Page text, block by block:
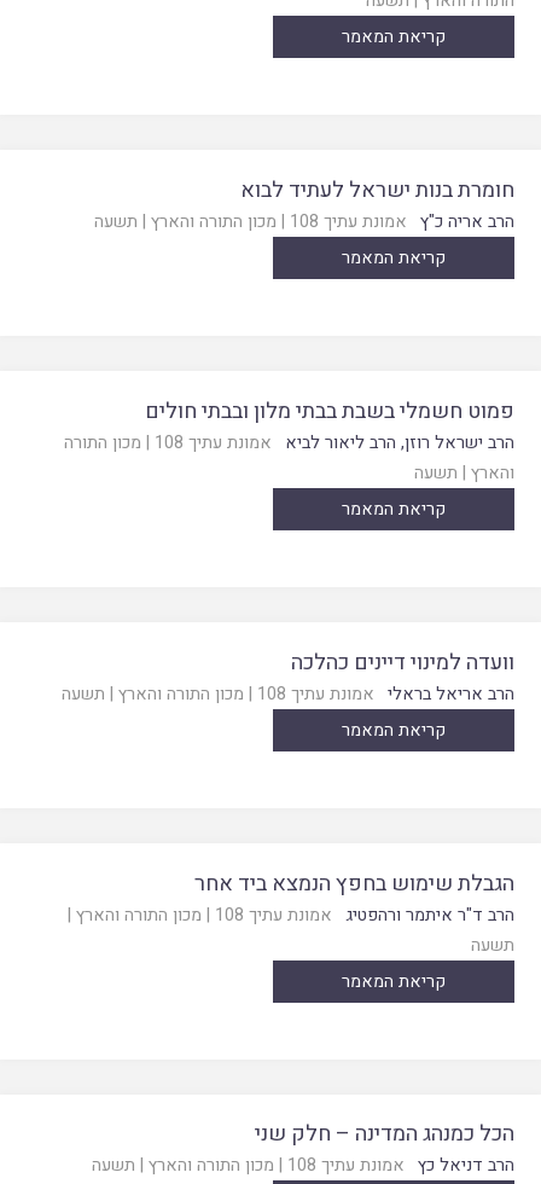
קריאת המאמר
חומרת בנות ישראל לעתיד לבוא
הרב אריה כ"ץ אמונת עתיך 108 | מכון התורה והארץ | תשעה
קריאת המאמר
פמוט חשמלי בשבת בבתי מלון ובבתי חולים
הרב ישראל רוזן, הרב ליאור לביא אמונת עתיך 108 | מכון התורה
והארץ | תשעה
קריאת המאמר
וועדה למינוי דיינים כהלכה
הרב אריאל בראלי אמונת עתיך 108 | מכון התורה והארץ | תשעה
קריאת המאמר
הגבלת שימוש בחפץ הנמצא ביד אחר
הרב ד"ר איתמר ורהפטיג אמונת עתיך 108 | מכון התורה והארץ |
תשעה
קריאת המאמר
הכל כמנהג המדינה – חלק שני
הרב דניאל כץ אמונת עתיך 108 | מכון התורה והארץ | תשעה